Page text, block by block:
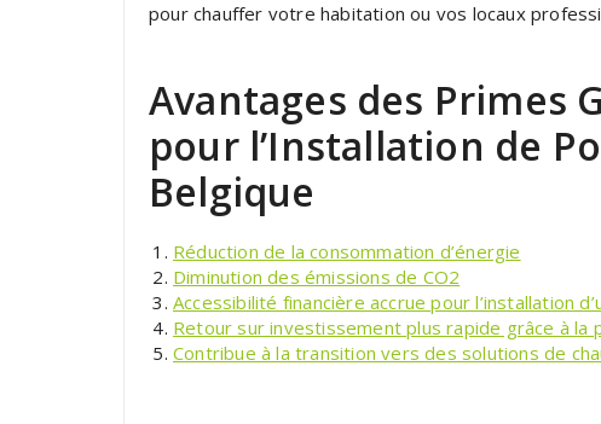
pour chauffer votre habitation ou vos locaux
Avantages des Primes
pour l’Installation de
Belgique
Réduction de la consommation d’énergie
Diminution des émissions de CO2
Accessibilité financière accrue pour l’installation
Retour sur investissement plus rapide grâce à la
Contribue à la transition vers des solutions de